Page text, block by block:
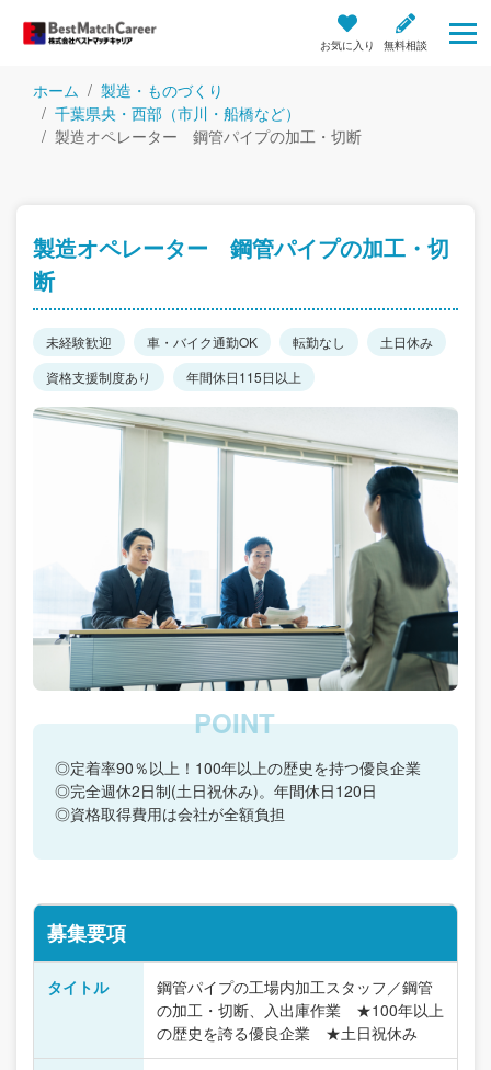
お気に入り 無料相談
ホーム
製造・ものづくり
千葉県央・西部（市川・船橋など）
製造オペレーター 鋼管パイプの加工・切断
製造オペレーター 鋼管パイプの加工・切
断
未経験歓迎 車・バイク通勤OK 転勤なし
土日休み
資格支援制度あり
年間休日115日以上
◎定着率90％以上！100年以上の歴史を持つ優良企業
◎完全週休2日制(土日祝休み)。年間休日120日
◎資格取得費用は会社が全額負担
募集要項
タイトル
鋼管パイプの工場内加工スタッフ／鋼管
の加工・切断、入出庫作業 ★100年以上
の歴史を誇る優良企業 ★土日祝休み